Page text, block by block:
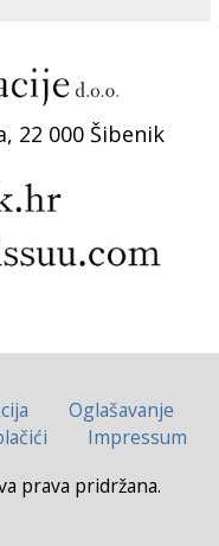
22 000 Šibenik
Oglašavanje
Impressum
prava pridržana.